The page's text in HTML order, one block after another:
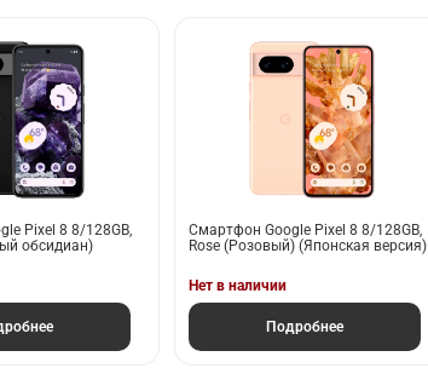
Pixel 8 8/128GB,
обсидиан)
Смартфон Google Pixel 8 8/128GB,
Rose (Розовый) (Японская версия)
Нет в наличии
Подробнее